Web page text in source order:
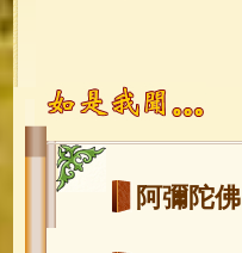
阿彌陀佛